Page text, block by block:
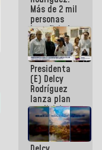
Más de 2 mil
personas
beneficiadas
con planes
para
atención de
emergencia
sísmica en
la última
semana
Presidenta
(E) Delcy
Rodríguez
lanza plan
crediticio
con subsidio
a Juntas de
Condominio